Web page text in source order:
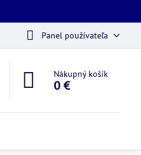
Panel používateľa
Nákupný košík
0 €